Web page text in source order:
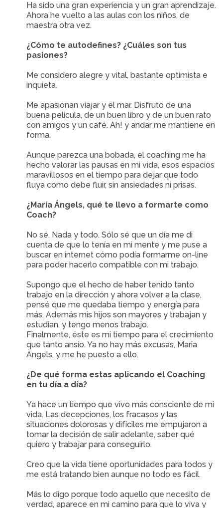
Ha sido una gran experiencia y un gran aprendizaje.
Ahora he vuelto a las aulas con los niños, de
maestra otra vez.
¿Cómo te autodefines? ¿Cuáles son tus
pasiones?
Me considero alegre y vital, bastante optimista e
inquieta.
Me apasionan viajar y el mar. Disfruto de una
buena película, de un buen libro y de un buen rato
con amigos y un café. Ah! y andar me mantiene en
forma.
Aunque parezca una bobada, el coaching me ha
hecho valorar las pausas en mi vida, esos espacios
maravillosos en el tiempo para dejar que todo
fluya como debe fluir, sin ansiedades ni prisas.
¿María Ángels, qué te llevo a formarte como
Coach?
No sé. Nada y todo. Sólo sé que un día me di
cuenta de que lo tenía en mi mente y me puse a
buscar en internet cómo podía formarme on-line
para poder hacerlo compatible con mi trabajo.
Supongo que el hecho de haber tenido tanto
trabajo en la dirección y ahora volver a la clase,
pensé que me quedaba tiempo y energía para
más. Además mis hijos son mayores y trabajan y
estudian, y tengo menos trabajo.
Finalmente, éste es mi tiempo para el crecimiento
que tanto ansío. Ya no hay más excusas, Maria
Àngels, y me he puesto a ello.
¿De qué forma estas aplicando el Coaching
en tu día a día?
Ya hace un tiempo que vivo más consciente de mi
vida. Las decepciones, los fracasos y las
situaciones dolorosas y difíciles me empujaron a
tomar la decisión de salir adelante, saber qué
quiero y trabajar para conseguirlo.
Creo que la vida tiene oportunidades para todos y
me está tratando bien aunque no todo es fácil.
Más lo digo porque todo aquello que necesito de
verdad, aparece en mi camino para que lo viva y